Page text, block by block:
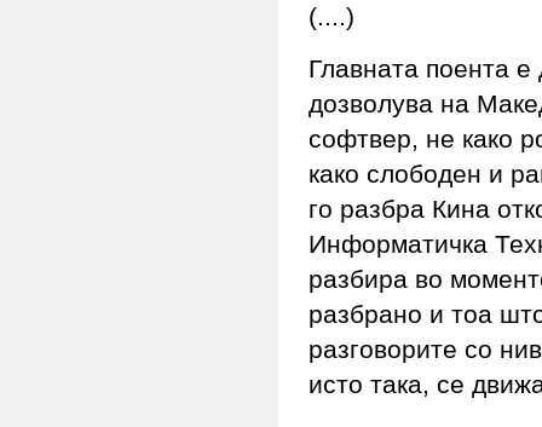
(....)
Главната поента
дозволува на
софтвер, не како
како слободен и
го разбра Кина
Информатичка
разбира во
разбрано и тоа
разговорите со
исто така, се